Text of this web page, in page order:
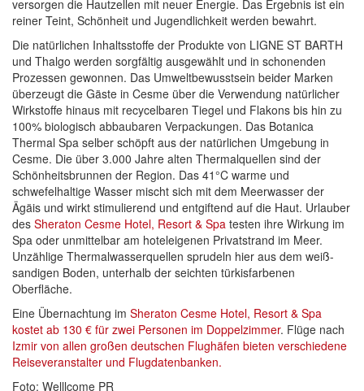
versorgen die Hautzellen mit neuer Energie. Das Ergebnis ist ein
reiner Teint, Schönheit und Jugendlichkeit werden bewahrt.
Die natürlichen Inhaltsstoffe der Produkte von LIGNE ST BARTH
und Thalgo werden sorgfältig ausgewählt und in schonenden
Prozessen gewonnen. Das Umweltbewusstsein beider Marken
überzeugt die Gäste in Cesme über die Verwendung natürlicher
Wirkstoffe hinaus mit recycelbaren Tiegel und Flakons bis hin zu
100% biologisch abbaubaren Verpackungen. Das Botanica
Thermal Spa selber schöpft aus der natürlichen Umgebung in
Cesme. Die über 3.000 Jahre alten Thermalquellen sind der
Schönheitsbrunnen der Region. Das 41°C warme und
schwefelhaltige Wasser mischt sich mit dem Meerwasser der
Ägäis und wirkt stimulierend und entgiftend auf die Haut. Urlauber
des Sheraton Cesme Hotel, Resort & Spa testen ihre Wirkung im
Spa oder unmittelbar am hoteleigenen Privatstrand im Meer.
Unzählige Thermalwasserquellen sprudeln hier aus dem weiß-
sandigen Boden, unterhalb der seichten türkisfarbenen
Oberfläche.
Eine Übernachtung im Sheraton Cesme Hotel, Resort & Spa
kostet ab 130 € für zwei Personen im Doppelzimmer. Flüge nach
Izmir von allen großen deutschen Flughäfen bieten verschiedene
Reiseveranstalter und Flugdatenbanken.
Foto: Welllcome PR